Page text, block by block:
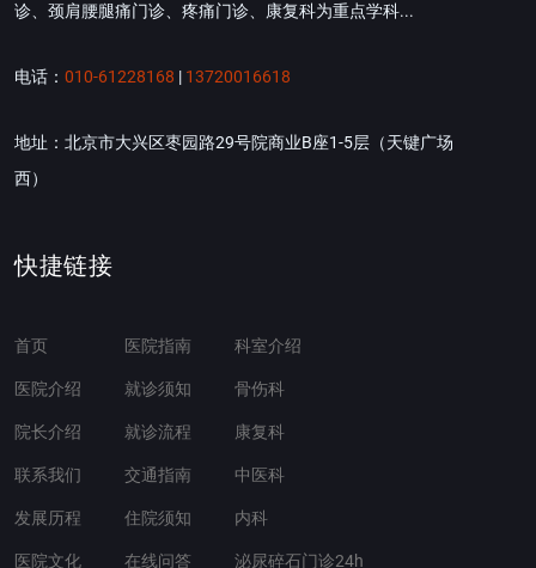
诊、颈肩腰腿痛门诊、疼痛门诊、康复科为重点学科...
电话： 010-61228168 | 13720016618
地址：北京市大兴区枣园路29号院商业B座1-5层（天键广场
西）
快捷链接
首页
医院介绍
院长介绍
联系我们
发展历程
医院文化
医院指南
就诊须知
就诊流程
交通指南
住院须知
在线问答
科室介绍
骨伤科
康复科
中医科
内科
泌尿碎石门诊24h